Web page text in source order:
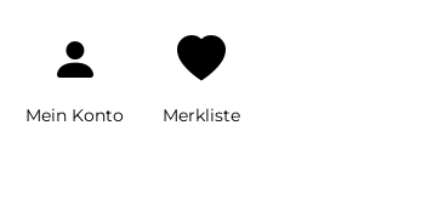
Mein Konto Merkliste